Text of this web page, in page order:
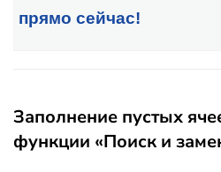
прямо сейчас!
Заполнение пустых
функции «Поиск и